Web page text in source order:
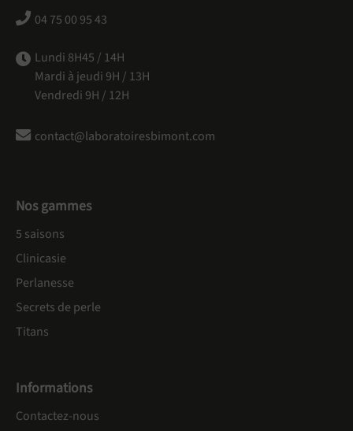
04 75 00 95 43
Lundi 8H45 / 14H
Mardi à jeudi 9H / 13H
Vendredi 9H / 12H
contact@laboratoiresbimont.com
Nos gammes
5 saisons
Clinicasie
Perlanesse
Secrets de perle
Titans
Informations
Contactez-nous